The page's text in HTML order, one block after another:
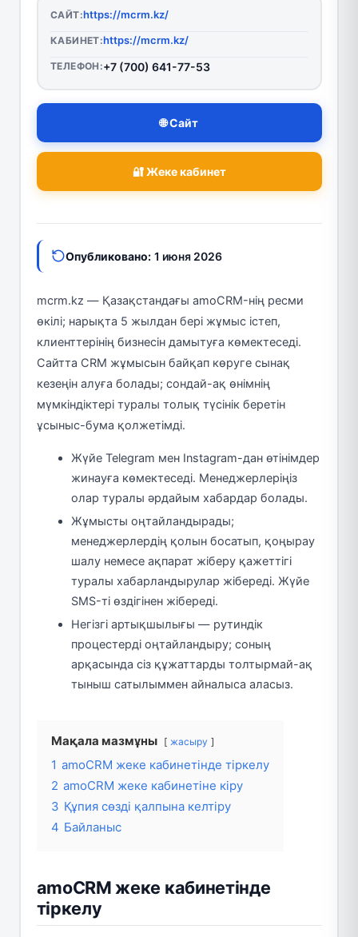
САЙТ:https://mcrm.kz/
КАБИНЕТ:https://mcrm.kz/
ТЕЛЕФОН:+7 (700) 641-77-53
🌐 Сайт
🔐 Жеке кабинет
Опубликовано: 1 июня 2026
mcrm.kz — Қазақстандағы amoCRM-нің ресми
өкілі; нарықта 5 жылдан бері жұмыс істеп,
клиенттерінің бизнесін дамытуға көмектеседі.
Сайтта CRM жұмысын байқап көруге сынақ
кезеңін алуға болады; сондай-ақ өнімнің
мүмкіндіктері туралы толық түсінік беретін
ұсыныс-бума қолжетімді.
Жүйе Telegram мен Instagram-дан өтінімдер
жинауға көмектеседі. Менеджерлеріңіз
олар туралы әрдайым хабардар болады.
Жұмысты оңтайландырады;
менеджерлердің қолын босатып, қоңырау
шалу немесе ақпарат жіберу қажеттігі
туралы хабарландырулар жібереді. Жүйе
SMS-ті өздігінен жібереді.
Негізгі артықшылығы — рутиндік
процестерді оңтайландыру; соның
арқасында сіз құжаттарды толтырмай-ақ
тыныш сатылыммен айналыса аласыз.
Мақала мазмұны жасыру
1 amoCRM жеке кабинетінде тіркелу
2 amoCRM жеке кабинетіне кіру
3 Құпия сөзді қалпына келтіру
4 Байланыс
amoCRM жеке кабинетінде
тіркелу